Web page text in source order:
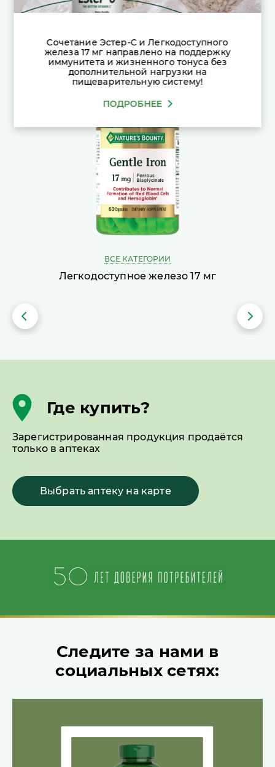
ВСЕ КАТЕГОРИИ
Легкодоступное железо 17 мг
Где купить?
Зарегистрированная продукция продаётся
только в аптеках
Выбрать аптеку на карте
Следите за нами в
социальных сетях:
Сочетание Эстер-С и Легкодоступного
железа 17 мг направлено на поддержку
иммунитета и жизненного тонуса без
дополнительной нагрузки на
пищеварительную систему!
ПОДРОБНЕЕ